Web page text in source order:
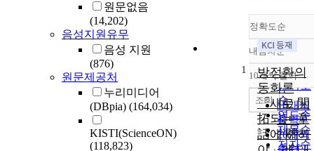
원문없음
(14,202)
음성지원유무
음성 지원
(876)
원문제공처
누리미디어
(DBpia) (164,034)
KISTI(ScienceON)
(118,823)
정확도순
정확도
순
인기도
순
연도순
제목순
저자순
내림차순
내림차
10개씩 출력
10개씩
출력
20개씩
조회
1
방정환의
동화론
「새로 開
拓되는 童
話에 關하